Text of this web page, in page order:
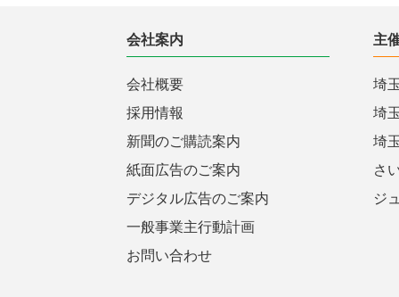
会社案内
会社概要
採用情報
新聞のご購読案内
紙面広告のご案内
デジタル広告のご案内
一般事業主行動計画
お問い合わせ
主
埼
埼
埼
さ
ジ